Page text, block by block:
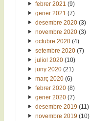
febrer 2021 (9)
gener 2021 (7)
desembre 2020(3)
novembre 2020(3)
octubre 2020(4)
setembre 2020(7)
juliol 2020(10)
juny 2020(21)
març 2020(6)
febrer 2020(8)
gener 2020(7)
desembre 2019 (11)
novembre 2019 (10)